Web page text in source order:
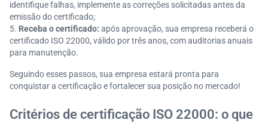
identifique falhas, implemente as correções solicitadas antes da
emissão do certificado;
Receba o certificado: após aprovação, sua empresa receberá o
certificado ISO 22000, válido por três anos, com auditorias anuais
para manutenção.
Seguindo esses passos, sua empresa estará pronta para
conquistar a certificação e fortalecer sua posição no mercado!
Critérios de certificação ISO 22000: o que